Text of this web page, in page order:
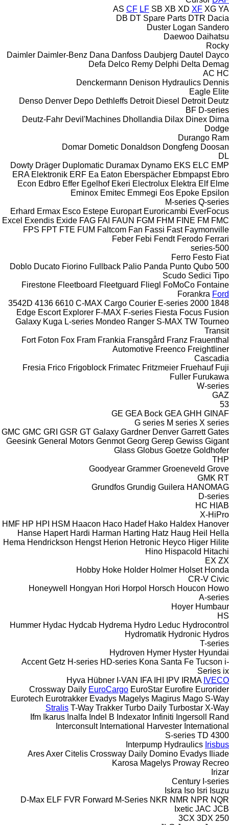
AS CF LF SB XB XD XF XG YA
DB DT Spare Parts DTR Dacia
Duster Logan Sandero
Daewoo Daihatsu
Rocky
Daimler Daimler-Benz Dana Danfoss Daubjerg Dautel Dayco
Defa Delco Remy Delphi Delta Demag
AC HC
Denckermann Denison Hydraulics Dennis
Eagle Elite
Denso Denver Depo Dethleffs Detroit Diesel Detroit Deutz
BF D-series
Deutz-Fahr Devil'Machines Dhollandia Dilax Dinex Dirna
Dodge
Durango Ram
Domar Dometic Donaldson Dongfeng Doosan
DL
Dowty Dräger Duplomatic Duramax Dynamo EKS ELC EMP
ERA Elektronik ERF Ea Eaton Eberspächer Ebmpapst Ebro
Econ Edbro Effer Egelhof Ekeri Electrolux Elektra Elf Elme
Eminox Emitec Emmegi Eos Epoke Epsilon
M-series Q-series
Erhard Ermax Esco Estepe Europart Euroricambi EverFocus
Excel Exendis Exide FAG FAI FAUN FGM FHM FINE FM FMC
FPS FPT FTE FUM Faltcom Fan Fassi Fast Faymonville
Feber Febi Fendt Ferodo Ferrari
500-series
Ferro Festo Fiat
500
Doblo Ducato Fiorino Fullback Palio Panda Punto Qubo
Scudo Sedici Tipo
Firestone Fleetboard Fleetguard Fliegl FoMoCo Fontaine
Forankra Ford
1848
2000
3542D 4136 6610 C-MAX Cargo Courier E-series
Edge Escort Explorer F-MAX F-series Fiesta Focus Fusion
Galaxy Kuga L-series Mondeo Ranger S-MAX TW Tourneo
Transit
Fort Foton Fox Fram Frankia Fransgård Franz Frauenthal
Automotive Freenco Freightliner
Cascadia
Fresia Frico Frigoblock Frimatec Fritzmeier Fruehauf Fuji
Fuller Furukawa
W-series
GAZ
53
GE GEA Bock GEA GHH GINAF
G series M series X series
GMC GMC GRI GSR GT Galaxy Gardner Denver Garrett Gates
Geesink General Motors Genmot Georg Gerep Gewiss Gigant
Glass Globus Goetze Goldhofer
THP
Goodyear Grammer Groeneveld Grove
GMK RT
Grundfos Grundig Guilera HANOMAG
D-series
HC HIAB
X-HiPro
HMF HP HPI HSM Haacon Haco Hadef Hako Haldex Hanover
Hanse Hapert Hardi Harman Harting Hatz Haug Heil
Hella
Hema Hendrickson Hengst Herion Hetronic Heyco Higer Hilite
Hino Hispacold Hitachi
EX ZX
Hobby Hoke Holder Holmer Holset Honda
CR-V Civic
Honeywell
Hongyan Hori Horpol Horsch Houcon Howo
A-series
Hoyer Humbaur
HS
Hummer Hydac Hydcab Hydrema Hydro Leduc Hydrocontrol
Hydromatik Hydronic Hydros
T-series
Hydroven Hymer Hyster Hyundai
Accent Getz H-series HD-series Kona Santa Fe Tucson i-
Series ix
Hyva Hübner I-VAN IFA IHI IPV IRMA IVECO
Crossway Daily EuroCargo EuroStar Eurofire Eurorider
Eurotech Eurotrakker Evadys Magelys Magirus Mago S-Way
Stralis T-Way Trakker Turbo Daily Turbostar X-Way
Ifm Ikarus Inalfa Indel B Indexator Infiniti Ingersoll Rand
Interconsult International Harvester International
4300
S-series TD
Interpump Hydraulics Irisbus
AresAxer Citelis Crossway Daily Domino Evadys
Iliade
Karosa Magelys Proway Recreo
Irizar
Century I-series
Iskra Iso Isri Isuzu
D-Max ELF FVR Forward M-Series NKR NMR NPR NQR
Ixetic JAC JCB
3CX 3DX 250